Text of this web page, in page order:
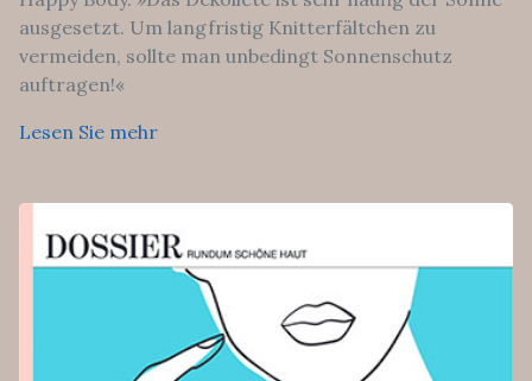
ausgesetzt. Um langfristig Knitterfältchen zu
vermeiden, sollte man unbedingt Sonnenschutz
auftragen!«
Lesen Sie mehr